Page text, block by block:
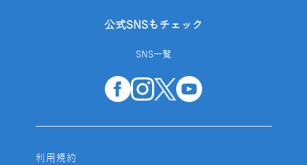
公式SNSもチェック
SNS一覧
利用規約